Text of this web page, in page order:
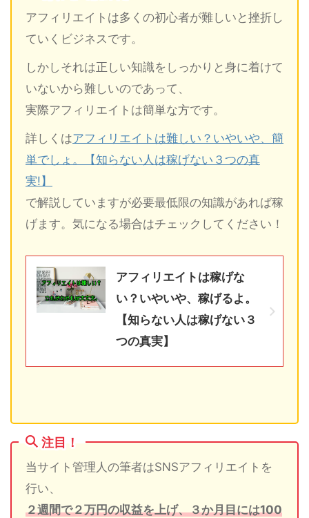
アフィリエイトは多くの初心者が難しいと挫折し
ていくビジネスです。
しかしそれは正しい知識をしっかりと身に着けて
いないから難しいのであって、
実際アフィリエイトは簡単な方です。
詳しくはアフィリエイトは難しい？いやいや、簡
単でしょ。【知らない人は稼げない３つの真
実!】
で解説していますが必要最低限の知識があれば稼
げます。気になる場合はチェックしてください！
アフィリエイトは稼げな
い？いやいや、稼げるよ。
【知らない人は稼げない３
つの真実】
注目！
当サイト管理人の筆者はSNSアフィリエイトを
行い、
２週間で２万円の収益を上げ、３か月目には100